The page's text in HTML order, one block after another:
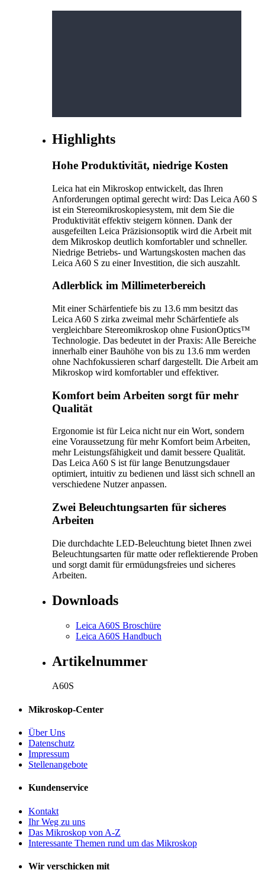
Highlights
Hohe Produktivität, niedrige Kosten
Leica hat ein Mikroskop entwickelt, das Ihren
Anforderungen optimal gerecht wird: Das Leica A60 S
ist ein Stereomikroskopiesystem, mit dem Sie die
Produktivität effektiv steigern können. Dank der
ausgefeilten Leica Präzisionsoptik wird die Arbeit mit
dem Mikroskop deutlich komfortabler und schneller.
Niedrige Betriebs- und Wartungskosten machen das
Leica A60 S zu einer Investition, die sich auszahlt.
Adlerblick im Millimeterbereich
Mit einer Schärfentiefe bis zu 13.6 mm besitzt das
Leica A60 S zirka zweimal mehr Schärfentiefe als
vergleichbare Stereomikroskop ohne FusionOptics™
Technologie. Das bedeutet in der Praxis: Alle Bereiche
innerhalb einer Bauhöhe von bis zu 13.6 mm werden
ohne Nachfokussieren scharf dargestellt. Die Arbeit am
Mikroskop wird komfortabler und effektiver.
Komfort beim Arbeiten sorgt für mehr
Qualität
Ergonomie ist für Leica nicht nur ein Wort, sondern
eine Voraussetzung für mehr Komfort beim Arbeiten,
mehr Leistungsfähigkeit und damit bessere Qualität.
Das Leica A60 S ist für lange Benutzungsdauer
optimiert, intuitiv zu bedienen und lässt sich schnell an
verschiedene Nutzer anpassen.
Zwei Beleuchtungsarten für sicheres
Arbeiten
Die durchdachte LED-Beleuchtung bietet Ihnen zwei
Beleuchtungsarten für matte oder reflektierende Proben
und sorgt damit für ermüdungsfreies und sicheres
Arbeiten.
Downloads
Leica A60S Broschüre
Leica A60S Handbuch
Artikelnummer
A60S
Mikroskop-Center
Über Uns
Datenschutz
Impressum
Stellenangebote
Kundenservice
Kontakt
Ihr Weg zu uns
Das Mikroskop von A-Z
Interessante Themen rund um das Mikroskop
Wir verschicken mit